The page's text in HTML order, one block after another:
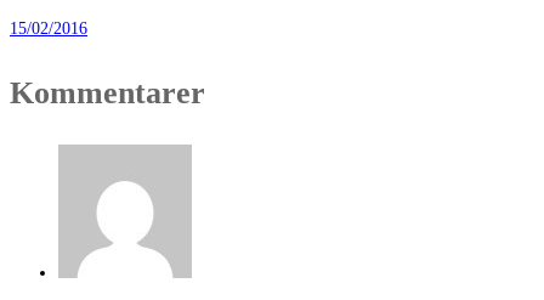
15/02/2016
Kommentarer